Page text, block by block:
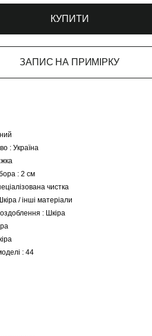
КУПИТИ
ЗАПИС НА ПРИМІРКУ
: Україна
: 2 см
чистка
/ інші матеріали
: Шкіра
: 44